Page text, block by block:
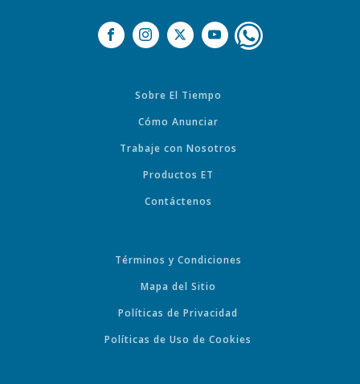
Sobre El Tiempo
Cómo Anunciar
Trabaje con Nosotros
Productos ET
Contáctenos
Términos y Condiciones
Mapa del Sitio
Políticas de Privacidad
Políticas de Uso de Cookies